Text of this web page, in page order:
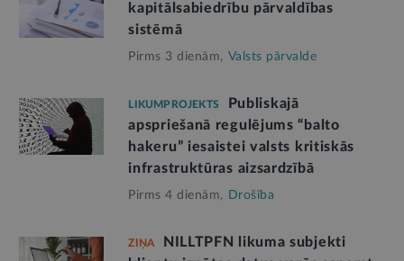
kapitālsabiedrību pārvaldības
sistēmā
Pirms 3 dienām, Valsts pārvalde
LIKUMPROJEKTS
Publiskajā
apspriešanā regulējums “balto
hakeru” iesaistei valsts kritiskās
infrastruktūras aizsardzībā
Pirms 4 dienām, Drošība
ZIŅA
NILLTPFN likuma subjekti